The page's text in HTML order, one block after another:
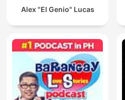
Alex "El Genio" Lucas